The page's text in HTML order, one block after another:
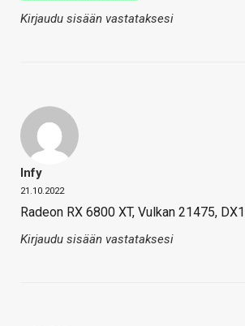
Kirjaudu sisään vastataksesi
Infy
21.10.2022
Radeon RX 6800 XT, Vulkan 21475,
Kirjaudu sisään vastataksesi